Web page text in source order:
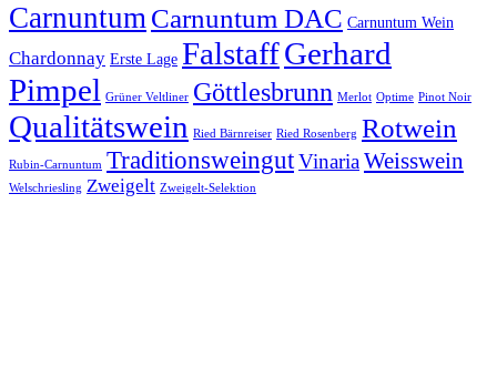
CarnuntumCarnuntum DAC Carnuntum Wein
Chardonnay Erste Lage FalstaffGerhard
Pimpel Grüner Veltliner Göttlesbrunn Merlot Optime Pinot Noir
Qualitätswein Ried Bärnreiser Ried Rosenberg Rotwein
Rubin-Carnuntum TraditionsweingutVinariaWeisswein
Welschriesling Zweigelt Zweigelt-Selektion